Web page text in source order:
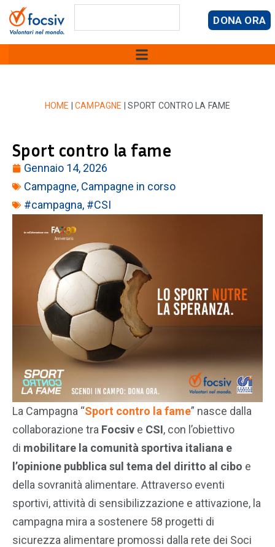
DONA ORA
HOME |CAMPAGNE |SPORT CONTRO LA FAME
Sport contro la fame
Gennaio 14, 2026
Campagne, Campagne in corso
#campagna, #CSI
La Campagna “Sport contro la fame” nasce dalla
collaborazione tra Focsiv e CSI, con l’obiettivo
di mobilitare la comunità sportiva italiana e
l’opinione pubblica sul tema del diritto al cibo e
della sovranità alimentare. Attraverso eventi
sportivi, attività di sensibilizzazione e attivazione, la
campagna mira a sostenere 58 progetti di
sicurezza alimentare promossi dalla rete dei Soci